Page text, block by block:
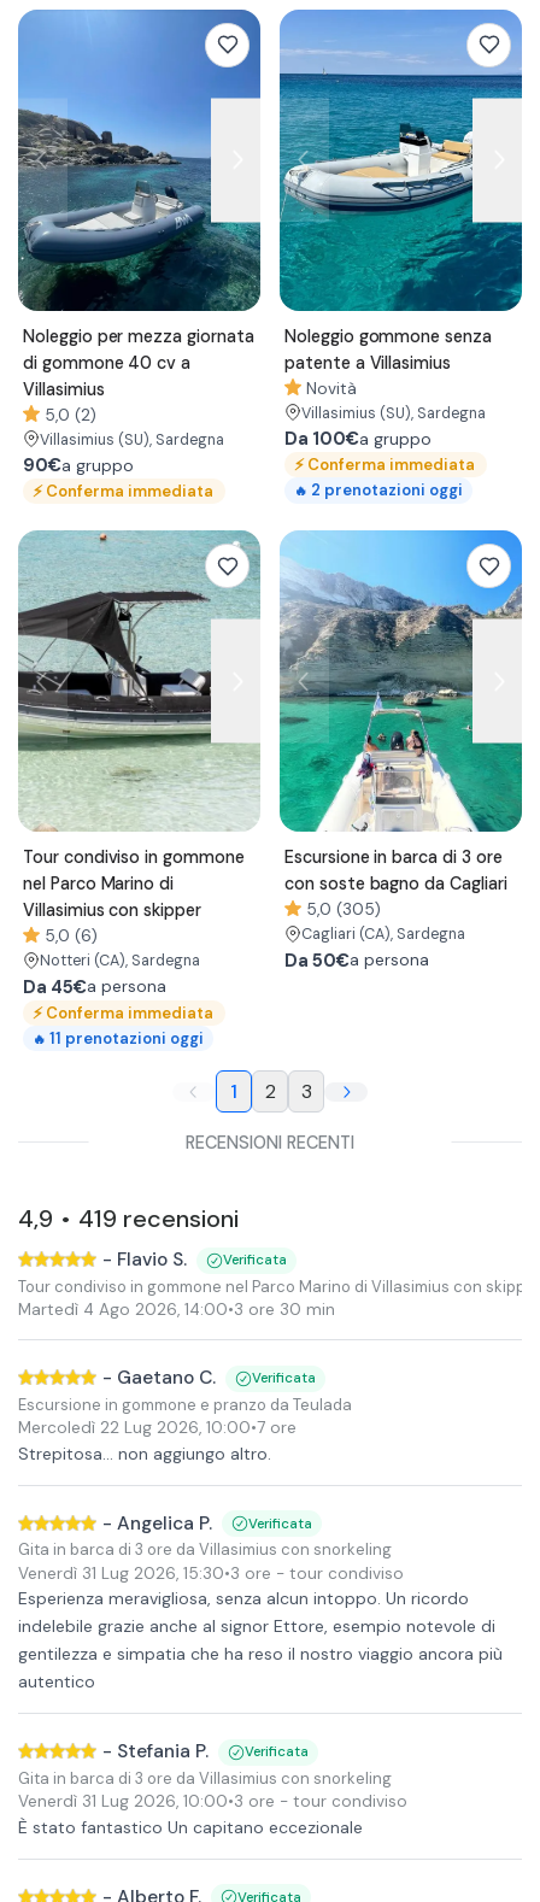
Noleggio per mezza giornata
di gommone 40 cv a
Villasimius
5,0 (2)
Villasimius (SU), Sardegna
90€a gruppo
⚡Conferma immediata
Noleggio gommone senza
patente a Villasimius
Novità
Villasimius (SU), Sardegna
Da 100€a gruppo
⚡Conferma immediata
🔥 2 prenotazioni oggi
Tour condiviso in gommone
nel Parco Marino di
Villasimius con skipper
5,0 (6)
Notteri (CA), Sardegna
Da 45€a persona
⚡Conferma immediata
🔥 11 prenotazioni oggi
Escursione in barca di 3 ore
con soste bagno da Cagliari
5,0 (305)
Cagliari (CA), Sardegna
Da 50€a persona
1 2 3
RECENSIONI RECENTI
4,9 • 419 recensioni
- Flavio S. Verificata
Tour condiviso in gommone nel Parco Marino di Villasimius con skipper
Martedì 4 Ago 2026, 14:00•3 ore 30 min
- Gaetano C. Verificata
Escursione in gommone e pranzo da Teulada
Mercoledì 22 Lug 2026, 10:00•7 ore
Strepitosa... non aggiungo altro.
- Angelica P. Verificata
Gita in barca di 3 ore da Villasimius con snorkeling
Venerdì 31 Lug 2026, 15:30•3 ore - tour condiviso
Esperienza meravigliosa, senza alcun intoppo. Un ricordo
indelebile grazie anche al signor Ettore, esempio notevole di
gentilezza e simpatia che ha reso il nostro viaggio ancora più
autentico
- Stefania P. Verificata
Gita in barca di 3 ore da Villasimius con snorkeling
Venerdì 31 Lug 2026, 10:00•3 ore - tour condiviso
È stato fantastico Un capitano eccezionale
- Alberto F. Verificata